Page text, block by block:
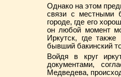
Однако на этом
связи с местными
городе, где его
он любой момент
Иркутск, где
бывший бакинский
Войдя в круг
документами,
Медведева,